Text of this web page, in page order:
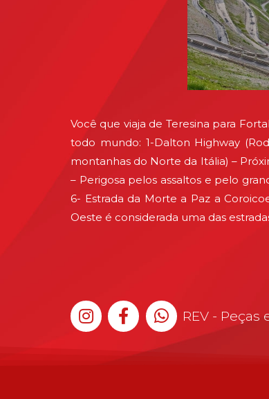
Você que viaja de Teresina para
todo mundo: 1-Dalton Highway
montanhas do Norte da Itália) –
– Perigosa pelos assaltos e pelo
6- Estrada da Morte a Paz a
Oeste é considerada uma das
REV -